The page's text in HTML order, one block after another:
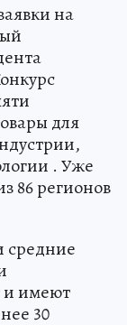
на
для
. Уже
86 регионов
средние
и имеют
30